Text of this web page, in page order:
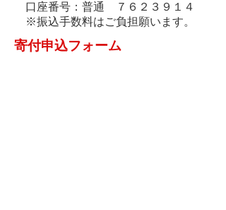
口座番号：普通 ７６２３９１４
※振込手数料はご負担願います。
寄付申込フォーム